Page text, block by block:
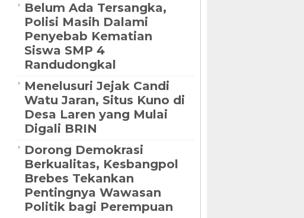
Belum Ada Tersangka,
Polisi Masih Dalami
Penyebab Kematian
Siswa SMP 4
Randudongkal
Menelusuri Jejak Candi
Watu Jaran, Situs Kuno di
Desa Laren yang Mulai
Digali BRIN
Dorong Demokrasi
Berkualitas, Kesbangpol
Brebes Tekankan
Pentingnya Wawasan
Politik bagi Perempuan